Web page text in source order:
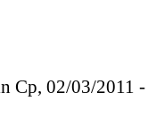
Ср, 02/03/2011